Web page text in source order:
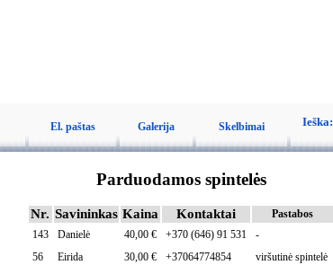
El. paštas Galerija Skelbimai Ieška:
Parduodamos spintelės
Nr. Savininkas Kaina Kontaktai
Pastabos
143
Danielė 40,00 € +370 (646) 91 531
-
56
Eirida 30,00 € +37064774854
viršutinė spintelė